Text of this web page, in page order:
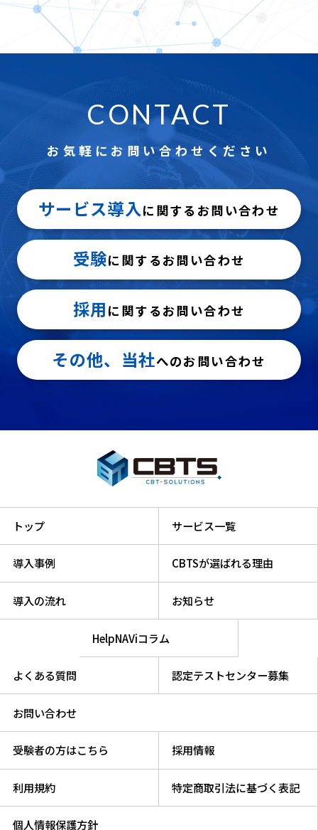
CONTACT
お気軽にお問い合わせください
サービス導入に関するお問い合わせ
受験に関するお問い合わせ
採用 に関するお問い合わせ
その他、当社へのお問い合わせ
トップ サービス一覧
導入事例 CBTSが選ばれる理由
導入の流れ お知らせ
HelpNAViコラム
よくある質問 認定テストセンター募集
お問い合わせ
受験者の方はこちら 採用情報
利用規約 特定商取引法に基づく表記
個人情報保護方針